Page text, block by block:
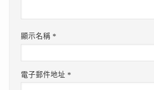
顯示名稱 *
電子郵件地址 *